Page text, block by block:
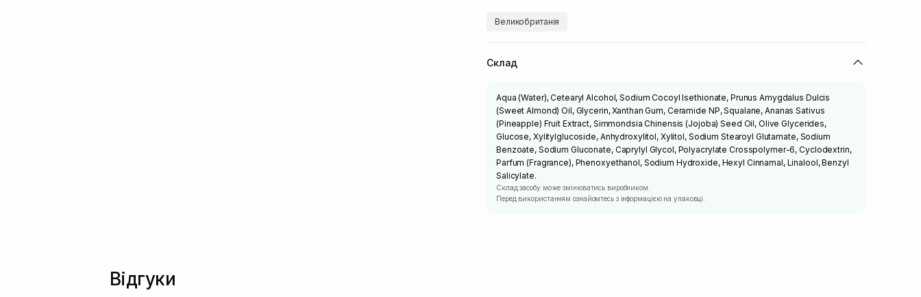
Великобританія
Склад
Aqua (Water), Cetearyl Alcohol, Sodium Cocoyl Isethionate, Prunus Amygdalus Dulcis
(Sweet Almond) Oil, Glycerin, Xanthan Gum, Ceramide NP, Squalane, Ananas Sativus
(Pineapple) Fruit Extract, Simmondsia Chinensis (Jojoba) Seed Oil, Olive Glycerides,
Glucose, Xylitylglucoside, Anhydroxylitol, Xylitol, Sodium Stearoyl Glutamate, Sodium
Benzoate, Sodium Gluconate, Caprylyl Glycol, Polyacrylate Crosspolymer-6, Cyclodextrin,
Parfum (Fragrance), Phenoxyethanol, Sodium Hydroxide, Hexyl Cinnamal, Linalool, Benzyl
Salicylate.
Склад засобу може змінюватись виробником.
Перед використанням ознайомтесь з інформацією на упаковці.
Відгуки